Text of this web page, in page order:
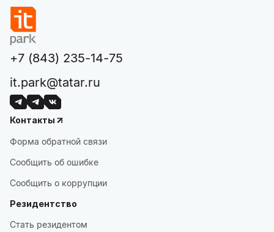
+7 (843) 235-14-75
it.park@tatar.ru
Контакты
Форма обратной связи
Сообщить об ошибке
Сообщить о коррупции
Резидентство
Стать резидентом